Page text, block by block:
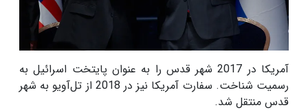
آمریکا در 2017 شهر قدس را به عنوان پایتخت اسرائیل به
رسمیت شناخت. سفارت آمریکا نیز در 2018 از تل‌آویو به شهر
قدس منتقل شد.